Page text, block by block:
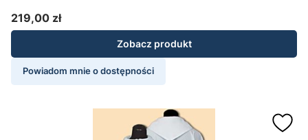
Cena
219,00 zł
Zobacz produkt
Powiadom mnie o dostępności